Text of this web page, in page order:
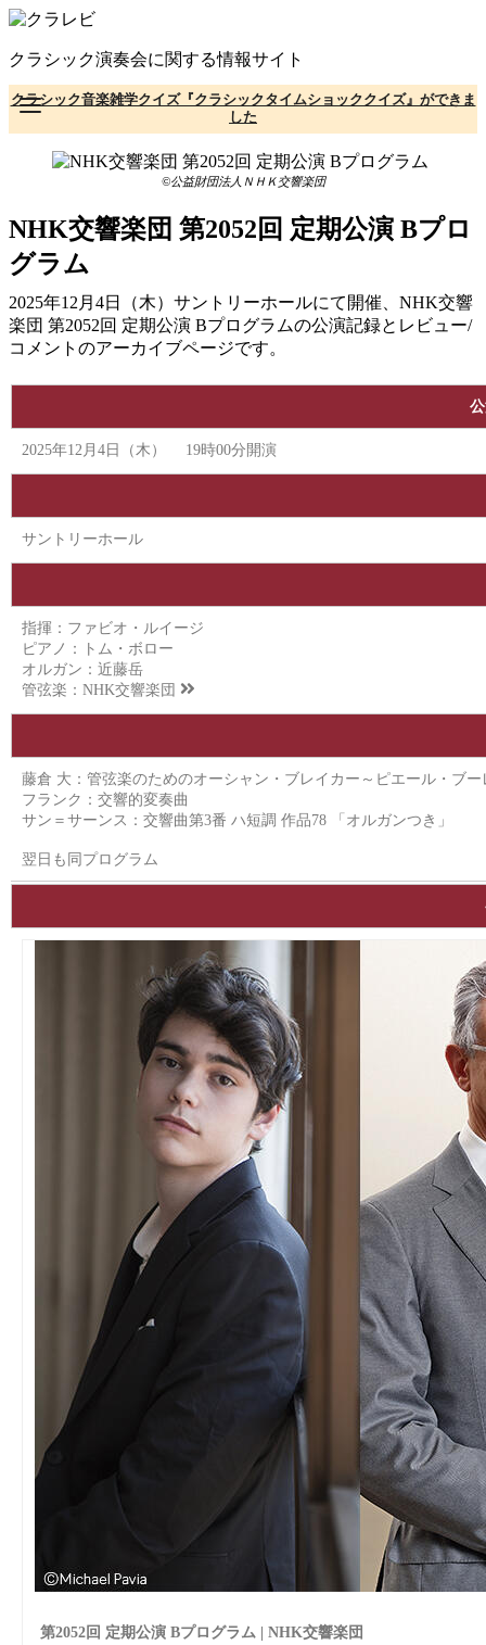
コ
テ
ン
ツ
へ
クラシック演奏会に関する情報サイト
クラシック音楽雑学クイズ『クラシックタイムショッククイズ』ができま
した
©公益財団法人ＮＨＫ交響楽団
NHK交響楽団 第2052回 定期公演 Bプロ
グラム
2025年12月4日（木）サントリーホールにて開催、NHK交響
楽団 第2052回 定期公演 Bプログラムの公演記録とレビュー/
コメントのアーカイブページです。
2025年12月4日（木） 19時00分開演
サントリーホール
指揮：ファビオ・ルイージ
ピアノ：トム・ボロー
オルガン：近藤岳
管弦楽： NHK交響楽団
藤倉 大：管弦楽のためのオーシャン・ブレイカー～ピエール・ブ
フランク：交響的変奏曲
サン＝サーンス：交響曲第3番 ハ短調 作品78 「オルガンつき」
翌日も同プログラム
第2052回 定期公演 Bプログラム | NHK交響楽団